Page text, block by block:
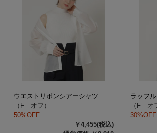
ウエストリボンシアーシャツ
（F オフ）
50%OFF
￥4,455(税込)
ラッフ
（F オ
30%OFF